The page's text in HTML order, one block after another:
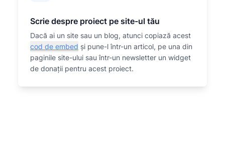
Scrie despre proiect pe site-ul tău
Dacă ai un site sau un blog, atunci copiază acest
cod de embed și pune-l într-un articol, pe una din
paginile site-ului sau într-un newsletter un widget
de donații pentru acest proiect.